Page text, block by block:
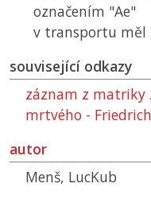
označením "Ae"
v transportu měl
související odkazy
záznam z matriky
mrtvého -
autor
Menš, LucKub